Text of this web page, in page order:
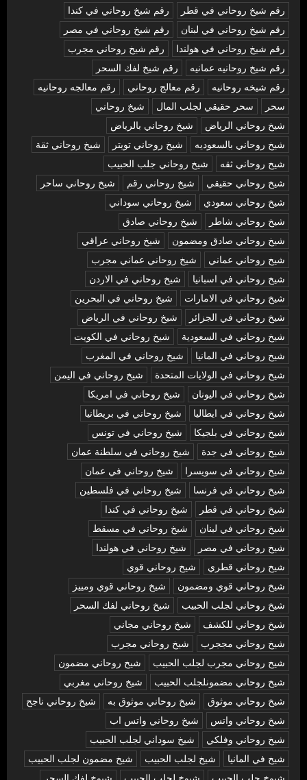
رقم شيخ روحاني في قطر
رقم شيخ روحاني في كندا
رقم شيخ روحاني في لبنان
رقم شيخ روحاني في مصر
رقم شيخ روحاني في هولندا
رقم شيخ روحاني مجرب
رقم شيخ روحانيه عمانيه
رقم شيخ لفك السحر
رقم شيخه روحانيه
رقم معالج روحاني
رقم معالجه روحانيه
سحر
سحر حقيقي لجلب المال
شيخ روحاني
شيخ روحاني الرياض
شيخ روحاني بالرياض
شيخ روحاني بالسعوديه
شيخ روحاني تويتر
شيخ روحاني ثقة
شيخ روحاني ثقه
شيخ روحاني جلب الحبيب
شيخ روحاني حقيقي
شيخ روحاني رقم
شيخ روحاني ساحر
شيخ روحاني سعودي
شيخ روحاني سوداني
شيخ روحاني شاطر
شيخ روحاني صادق
شيخ روحاني صادق ومضمون
شيخ روحاني عراقي
شيخ روحاني عماني
شيخ روحاني عماني مجرب
شيخ روحاني في اسبانيا
شيخ روحاني في الاردن
شيخ روحاني في الامارات
شيخ روحاني في البحرين
شيخ روحاني في الجزائر
شيخ روحاني في الرياض
شيخ روحاني في السعودية
شيخ روحاني في الكويت
شيخ روحاني في المانيا
شيخ روحاني في المغرب
شيخ روحاني في الولايات المتحدة
شيخ روحاني في اليمن
شيخ روحاني في اليونان
شيخ روحاني في امريكا
شيخ روحاني في ايطاليا
شيخ روحاني في بريطانيا
شيخ روحاني في بلجيكا
شيخ روحاني في تونس
شيخ روحاني في جدة
شيخ روحاني في سلطنة عمان
شيخ روحاني في سويسرا
شيخ روحاني في عمان
شيخ روحاني في فرنسا
شيخ روحاني في فلسطين
شيخ روحاني في قطر
شيخ روحاني في كندا
شيخ روحاني في لبنان
شيخ روحاني في مسقط
شيخ روحاني في مصر
شيخ روحاني في هولندا
شيخ روحاني قطري
شيخ روحاني قوي
شيخ روحاني قوي ومضمون
شيخ روحاني قوي ومييز
شيخ روحاني لجلب الحبيب
شيخ روحاني لفك السحر
شيخ روحاني للكشف
شيخ روحاني مجاني
شيخ روحاني مججرب
شيخ روحاني مجرب
شيخ روحاني مجرب لجلب الحبيب
شيخ روحاني مضمون
شيخ روحاني مضمونلجلب الحبيب
شيخ روحاني مغربي
شيخ روحاني موثوق
شيخ روحاني موثوق به
شيخ روحاني ناجح
شيخ روحاني واتس
شيخ روحاني واتس اب
شيخ روحاني وفلكي
شيخ سوداني لجلب الحبيب
شيخ في المانيا
شيخ لجلب الحبيب
شيخ مضمون لجلب الحبيب